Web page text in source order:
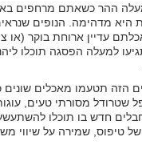
ההר כשאתם מרחפים
היא מדהימה. הנופים
עדיין ארוחת בוקר (או
למעלה הפסגה תוכלו
הזה תטעמו מאכלים שונים
שטרודל מסורתי טעים,
חדש בו תוכלו
טיפוס, שמירה על שיווי